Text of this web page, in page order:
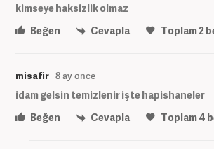
kimseye haksizlik olmaz
Beğen
Cevapla Toplam2
misafir 8 ay önce
idam gelsin temizlenir işte hapishaneler
Beğen
Cevapla Toplam4